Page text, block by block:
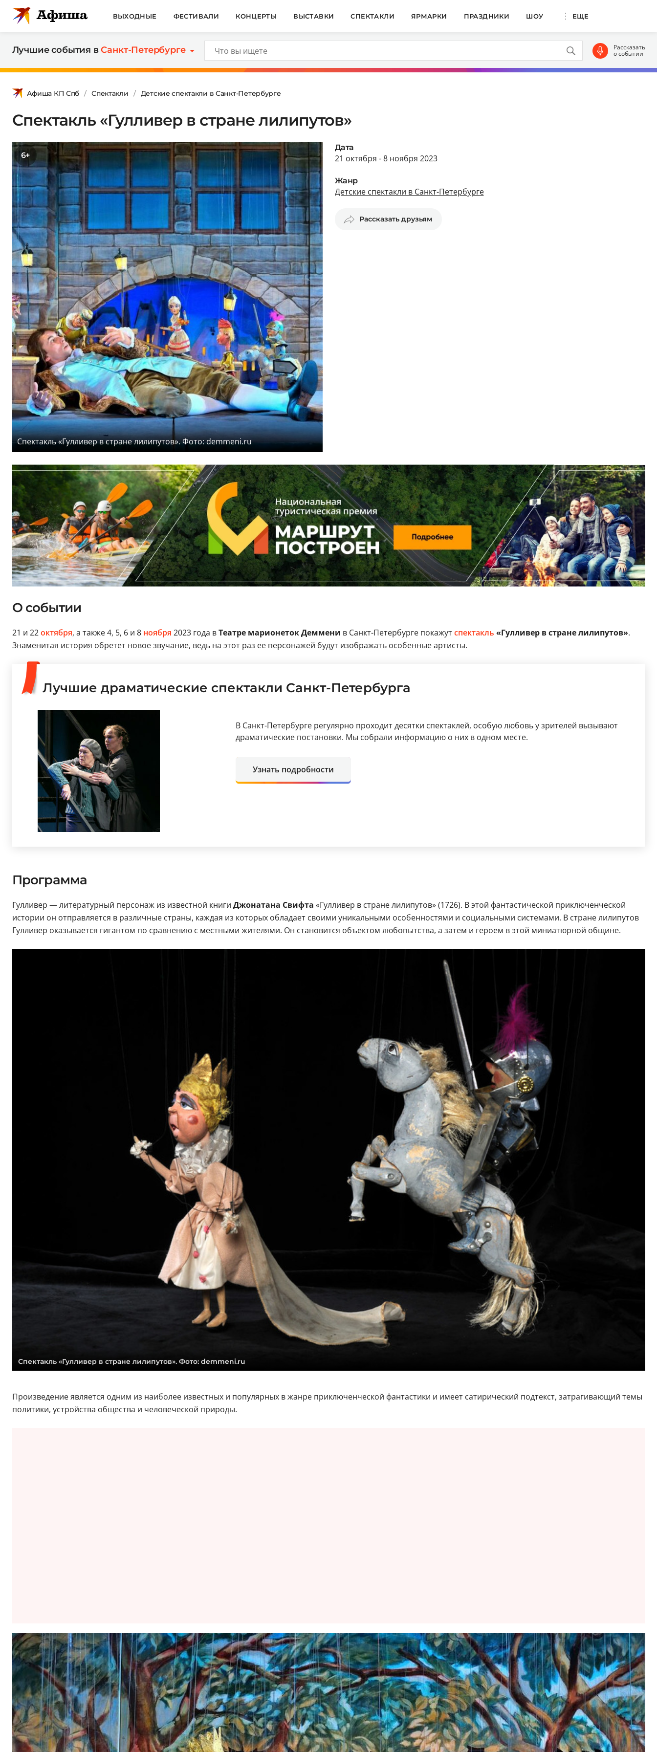
ВЫХОДНЫЕ ФЕСТИВАЛИ КОНЦЕРТЫ ВЫСТАВКИ СПЕКТАКЛИ ЯРМАРКИ ПРАЗДНИКИ ШОУ ЕЩЕ
Лучшие события вСанкт-Петербурге Рассказать
о событии
Афиша КП Спб Спектакли Детские спектакли в Санкт-Петербурге
Спектакль «Гулливер в стране лилипутов»
6+
Спектакль «Гулливер в стране лилипутов». Фото: demmeni.ru
Дата
21 октября - 8 ноября 2023
Жанр
Детские спектакли в Санкт-Петербурге
Рассказать друзьям
О событии
21 и 22октября, а также 4, 5, 6 и 8 ноября 2023 года вТеатре марионеток Деммени в Санкт-Петербурге покажутспектакль «Гулливер в стране лилипутов».
Знаменитая история обретет новое звучание, ведь на этот раз ее персонажей будут изображать особенные артисты.
Лучшие драматические спектакли Санкт-Петербурга
В Санкт-Петербурге регулярно проходит десятки спектаклей, особую любовь у зрителей вызывают
драматические постановки. Мы собрали информацию о них в одном месте.
Узнать подробности
Программа
Гулливер — литературный персонаж из известной книги Джонатана Свифта «Гулливер в стране лилипутов» (1726). В этой фантастической приключенческой
истории он отправляется в различные страны, каждая из которых обладает своими уникальными особенностями и социальными системами. В стране лилипутов
Гулливер оказывается гигантом по сравнению с местными жителями. Он становится объектом любопытства, а затем и героем в этой миниатюрной общине.
Спектакль «Гулливер в стране лилипутов». Фото: demmeni.ru
Произведение является одним из наиболее известных и популярных в жанре приключенческой фантастики и имеет сатирический подтекст, затрагивающий темы
политики, устройства общества и человеческой природы.